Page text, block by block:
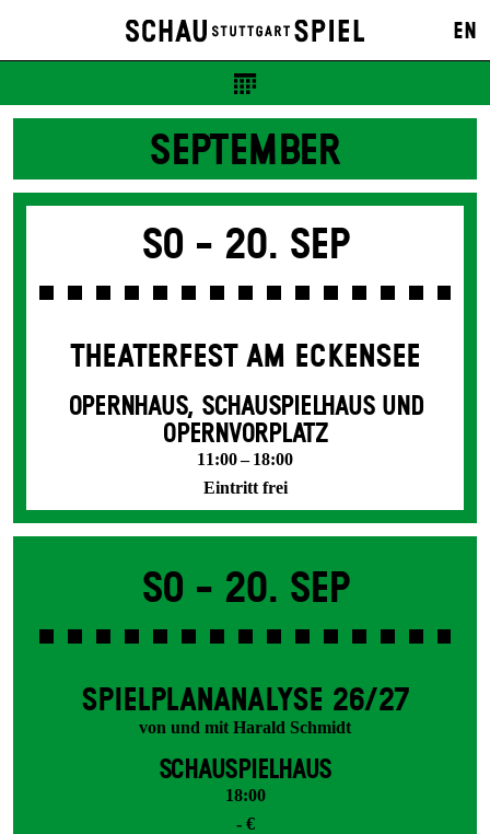
EN
SEPTEMBER
So - 20. Sep
THEATERFEST AM ECKENSEE
OPERNHAUS, SCHAUSPIELHAUS UND
OPERNVORPLATZ
11:00 – 18:00
Eintritt frei
So - 20. Sep
SPIEL­PLAN­ANALYSE 26/27
von und mit Harald Schmidt
SCHAUSPIELHAUS
18:00
- €